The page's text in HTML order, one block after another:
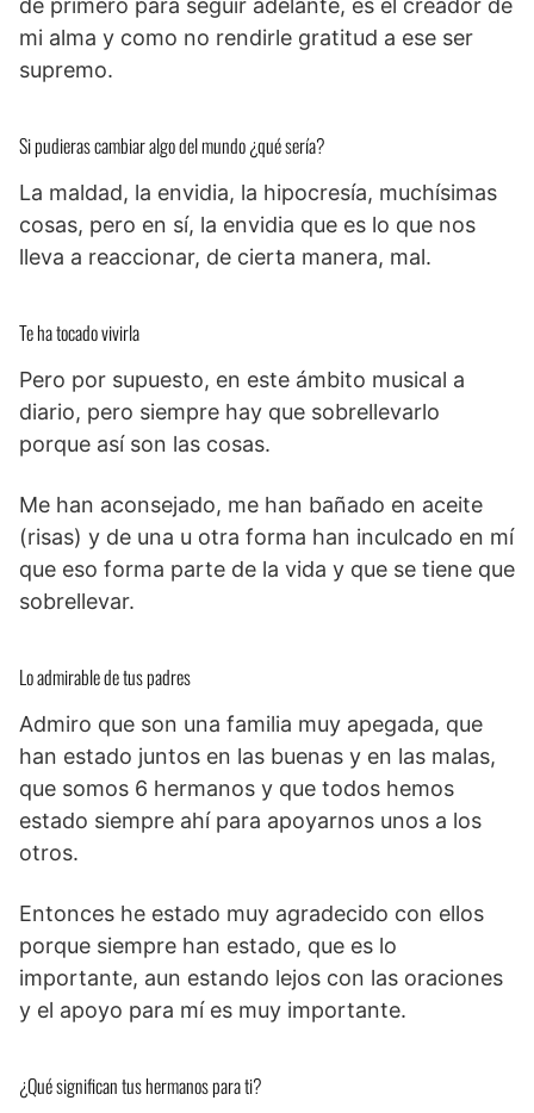
mi alma y como no rendirle gratitud a ese ser
supremo.
Si pudieras cambiar algo del mundo ¿qué sería?
La maldad, la envidia, la hipocresía, muchísimas
cosas, pero en sí, la envidia que es lo que nos
lleva a reaccionar, de cierta manera, mal.
Te ha tocado vivirla
Pero por supuesto, en este ámbito musical a
diario, pero siempre hay que sobrellevarlo
porque así son las cosas.
Me han aconsejado, me han bañado en aceite
(risas) y de una u otra forma han inculcado en mí
que eso forma parte de la vida y que se tiene que
sobrellevar.
Lo admirable de tus padres
Admiro que son una familia muy apegada, que
han estado juntos en las buenas y en las malas,
que somos 6 hermanos y que todos hemos
estado siempre ahí para apoyarnos unos a los
otros.
Entonces he estado muy agradecido con ellos
porque siempre han estado, que es lo
importante, aun estando lejos con las oraciones
y el apoyo para mí es muy importante.
¿Qué significan tus hermanos para ti?